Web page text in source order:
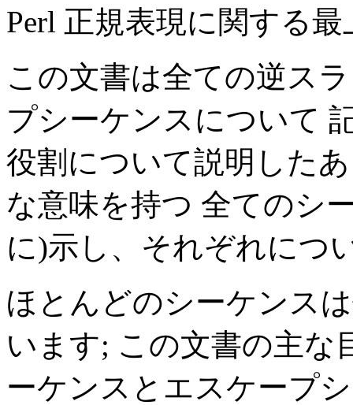
Perl 正規表現に関する
この文書は全ての逆ス
プシーケンスについて
役割について説明した
な意味を持つ 全てのシ
に)示し、それぞれにつ
ほとんどのシーケンス
います; この文書の主な
ーケンスとエスケープ